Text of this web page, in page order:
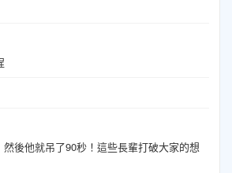
然後他就吊了90秒！這些長輩打破大家的想